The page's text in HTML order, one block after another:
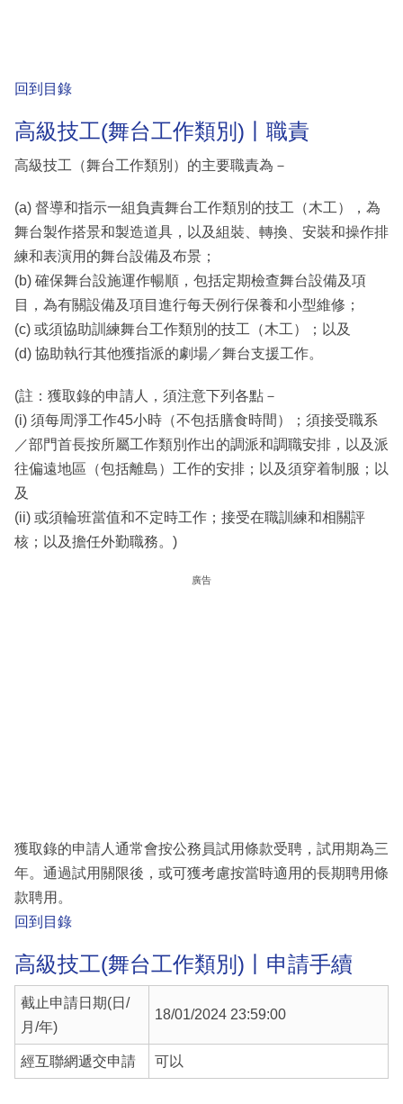
回到目錄
高級技工(舞台工作類別)丨職責
高級技工（舞台工作類別）的主要職責為－
(a) 督導和指示一組負責舞台工作類別的技工（木工），為
舞台製作搭景和製造道具，以及組裝、轉換、安裝和操作排
練和表演用的舞台設備及布景；
(b) 確保舞台設施運作暢順，包括定期檢查舞台設備及項
目，為有關設備及項目進行每天例行保養和小型維修；
(c) 或須協助訓練舞台工作類別的技工（木工）；以及
(d) 協助執行其他獲指派的劇場／舞台支援工作。
(註：獲取錄的申請人，須注意下列各點－
(i) 須每周淨工作45小時（不包括膳食時間）；須接受職系
／部門首長按所屬工作類別作出的調派和調職安排，以及派
往偏遠地區（包括離島）工作的安排；以及須穿着制服；以
及
(ii) 或須輪班當值和不定時工作；接受在職訓練和相關評
核；以及擔任外勤職務。)
廣告
獲取錄的申請人通常會按公務員試用條款受聘，試用期為三
年。通過試用關限後，或可獲考慮按當時適用的長期聘用條
款聘用。
回到目錄
高級技工(舞台工作類別)丨申請手續
截止申請日期(日/
月/年)
18/01/2024 23:59:00
經互聯網遞交申請 可以